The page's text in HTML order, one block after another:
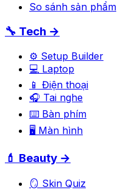
So sánh sản phẩm
🔧 Tech →
⚙️ Setup Builder
💻 Laptop
📱 Điện thoại
🎧 Tai nghe
⌨️ Bàn phím
🖥️ Màn hình
💄 Beauty →
🪞 Skin Quiz